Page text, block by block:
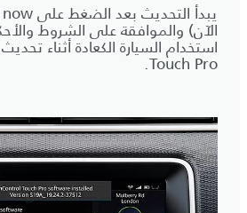
الآن) والموافقة على الشروط
Touch Pro.